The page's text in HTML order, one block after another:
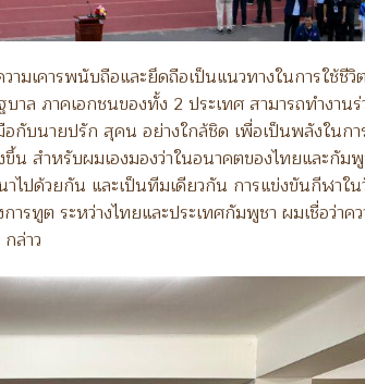
มเคารพนับถือและยึดถือเป็นแนวทางในการใช้ชีวิ
ล ภาคเอกชนของทั้ง 2 ประเทศ สามารถทำงาน
กับนายปรัก สุคน อย่างใกล้ชิด เพื่อเป็นพลังในกา
สำหรับผมเองมองว่าในอนาคตของไทยและกัม
ไปด้วยกัน และเป็นทีมเดียวกัน การแข่งขันกีฬาใ
ทูต ระหว่างไทยและประเทศกัมพูชา ผมเชื่อว่าค
ล่าว